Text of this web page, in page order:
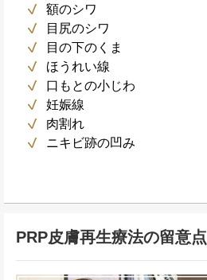
額のシワ
目尻のシワ
目の下のくま
ほうれい線
口もとの小じわ
妊娠線
肉割れ
ニキビ跡の凹み
PRP皮膚再生療法の留意点